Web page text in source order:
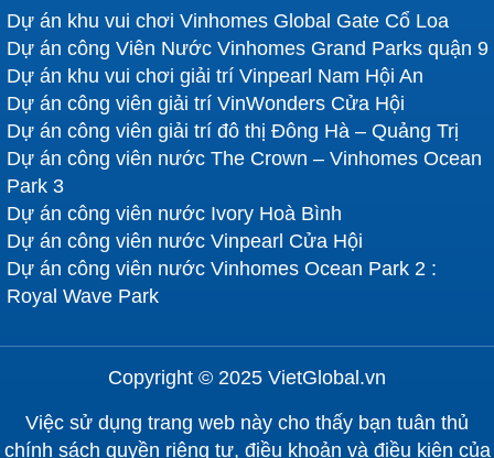
Dự án khu vui chơi Vinhomes Global Gate Cổ Loa
Dự án công Viên Nước Vinhomes Grand Parks quận 9
Dự án khu vui chơi giải trí Vinpearl Nam Hội An
Dự án công viên giải trí VinWonders Cửa Hội
Dự án công viên giải trí đô thị Đông Hà – Quảng Trị
Dự án công viên nước The Crown – Vinhomes Ocean
Park 3
Dự án công viên nước Ivory Hoà Bình
Dự án công viên nước Vinpearl Cửa Hội
Dự án công viên nước Vinhomes Ocean Park 2 :
Royal Wave Park
Copyright © 2025 VietGlobal.vn
Việc sử dụng trang web này cho thấy bạn tuân thủ
chính sách quyền riêng tư, điều khoản và điều kiện của